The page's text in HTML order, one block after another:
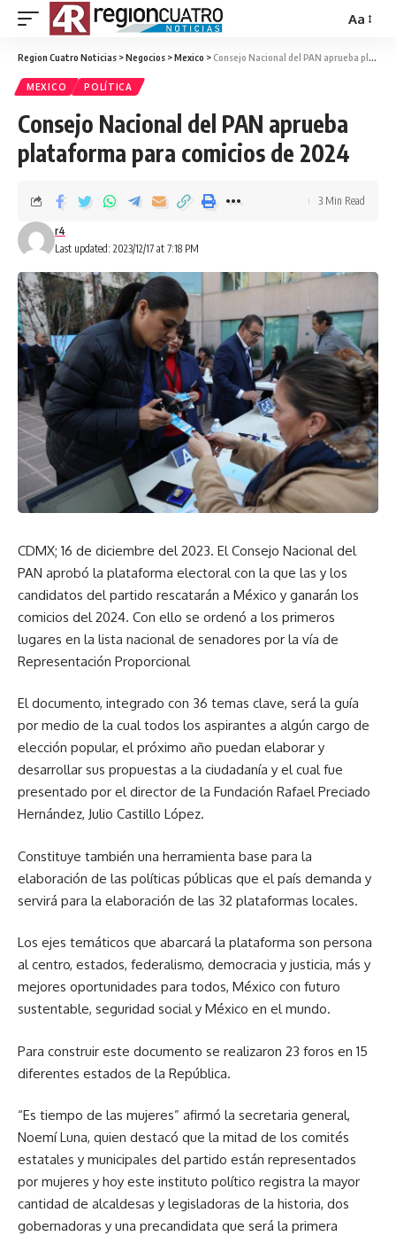
Aa
Region Cuatro Noticias >Negocios >Mexico >Consejo Nacional del PAN aprueba plataforma para comicios de 2024
MEXICO POLÍTICA
Consejo Nacional del PAN aprueba
plataforma para comicios de 2024
Last updated: 2023/12/17 at 7:18 PM
r4
3 Min Read
CDMX; 16 de diciembre del 2023. El Consejo Nacional del
PAN aprobó la plataforma electoral con la que las y los
candidatos del partido rescatarán a México y ganarán los
comicios del 2024. Con ello se ordenó a los primeros
lugares en la lista nacional de senadores por la vía de
Representación Proporcional
El documento, integrado con 36 temas clave, será la guía
por medio de la cual todos los aspirantes a algún cargo de
elección popular, el próximo año puedan elaborar y
desarrollar sus propuestas a la ciudadanía y el cual fue
presentado por el director de la Fundación Rafael Preciado
Hernández, Julio Castillo López.
Constituye también una herramienta base para la
elaboración de las políticas públicas que el país demanda y
servirá para la elaboración de las 32 plataformas locales.
Los ejes temáticos que abarcará la plataforma son persona
al centro, estados, federalismo, democracia y justicia, más y
mejores oportunidades para todos, México con futuro
sustentable, seguridad social y México en el mundo.
Para construir este documento se realizaron 23 foros en 15
diferentes estados de la República.
“Es tiempo de las mujeres” afirmó la secretaria general,
Noemí Luna, quien destacó que la mitad de los comités
estatales y municipales del partido están representados
por mujeres y hoy este instituto político registra la mayor
cantidad de alcaldesas y legisladoras de la historia, dos
gobernadoras y una precandidata que será la primera